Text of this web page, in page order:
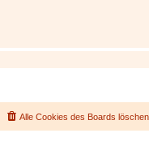
Alle Cookies des Boards löschen